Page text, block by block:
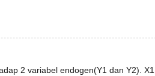
2 variabel endogen(Y1 dan Y2). X1